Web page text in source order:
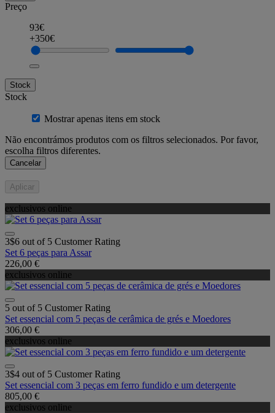
Preço
93€
+350€
Stock
Stock
Mostrar apenas itens em stock
Não encontrámos produtos com os filtros selecionados. Por favor,
escolha filtros diferentes.
Cancelar
Aplicar
exclusivos online
3$6 out of 5 Customer Rating
Set 6 peças para Assar
226,00 €
exclusivos online
5 out of 5 Customer Rating
Set essencial com 5 peças de cerâmica de grés e Moedores
306,00 €
exclusivos online
3$4 out of 5 Customer Rating
Set essencial com 3 peças em ferro fundido e um detergente
805,00 €
exclusivos online